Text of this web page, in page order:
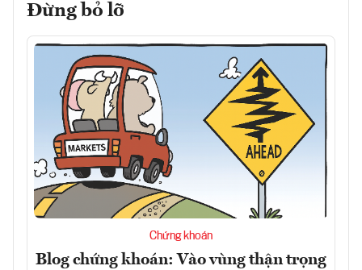
Đừng bỏ lỡ
Chứng khoán
Blog chứng khoán: Vào vùng thận trọng